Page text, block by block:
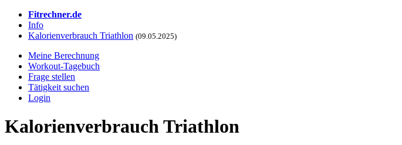
Fitrechner.de
Info
Kalorienverbrauch Triathlon (09.05.2025)
Meine Berechnung
Workout-Tagebuch
Frage stellen
Tätigkeit suchen
Login
Kalorienverbrauch Triathlon